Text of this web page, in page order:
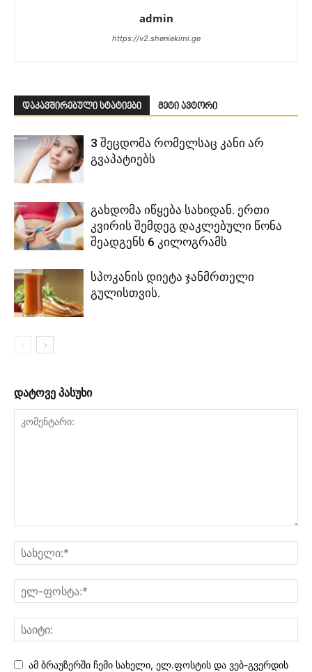
admin
https://v2.sheniekimi.ge
დაკავშირებული სტატიები მეტი ავტორი
3 შეცდომა რომელსაც კანი არ
გვაპატიებს
გახდომა იწყება სახიდან. ერთი
კვირის შემდეგ დაკლებული წონა
შეადგენს 6 კილოგრამს
სპოკანის დიეტა ჯანმრთელი
გულისთვის.
დატოვე პასუხი
ამ ბრაუზერში ჩემი სახელი, ელ.ფოსტის და ვებ-გვერდის